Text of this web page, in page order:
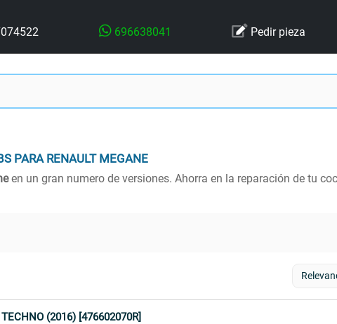
696638041 Pedir pieza
PARA RENAULT MEGANE
en un gran numero de versiones. Ahorra en la reparación de tu
(2016) [476602070R]